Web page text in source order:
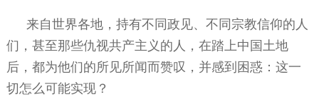
来自世界各地，持有不同政见、不同宗教信仰的人
们，甚至那些仇视共产主义的人，在踏上中国土地
后，都为他们的所见所闻而赞叹，并感到困惑：这一
切怎么可能实现？